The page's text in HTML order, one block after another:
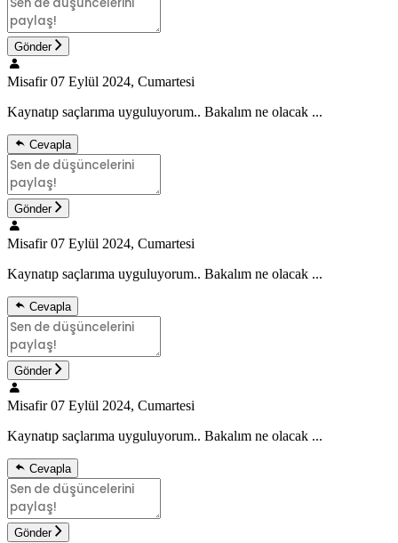
Gönder
Misafir 07 Eylül 2024, Cumartesi
Kaynatıp saçlarıma uyguluyorum.. Bakalım ne olacak ...
Cevapla
Gönder
Misafir 07 Eylül 2024, Cumartesi
Kaynatıp saçlarıma uyguluyorum.. Bakalım ne olacak ...
Cevapla
Gönder
Misafir 07 Eylül 2024, Cumartesi
Kaynatıp saçlarıma uyguluyorum.. Bakalım ne olacak ...
Cevapla
Gönder